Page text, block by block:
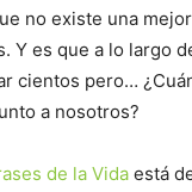
no existe una
Y es que a lo largo
cientos pero…
a nosotros?
de la Vida está